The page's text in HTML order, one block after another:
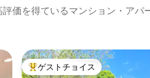
価を得ているマンション・アパ
大好評のゲストチョイスです。
ゲストチョイス